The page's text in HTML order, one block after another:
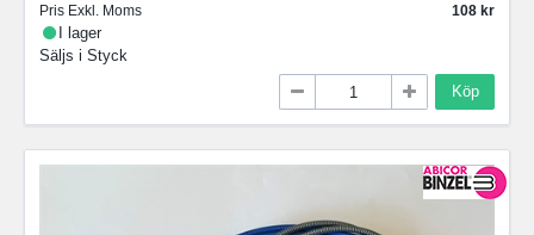
Pris Exkl. Moms
108
I lager
Säljs i Styck
Köp